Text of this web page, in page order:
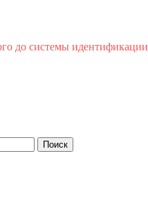
до системы идентификации